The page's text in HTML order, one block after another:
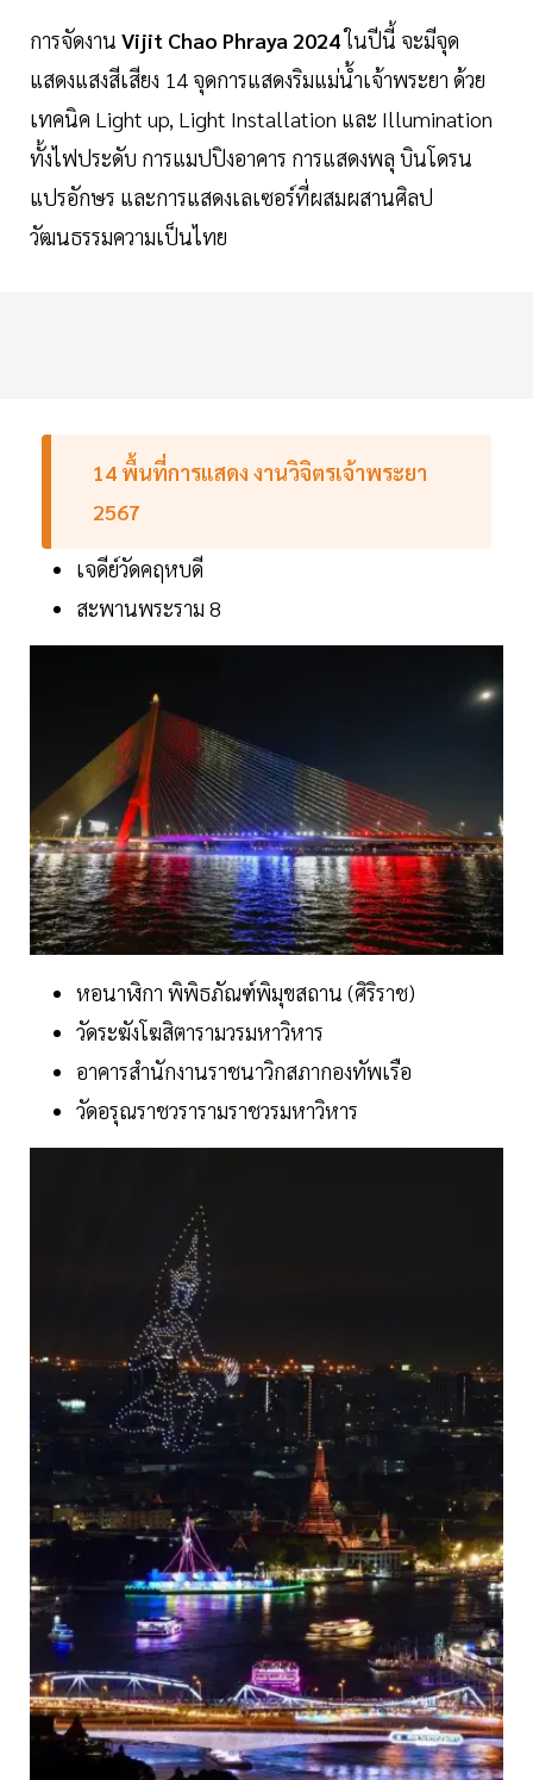
การจัดงาน Vijit Chao Phraya 2024ในปีนี้ จะมีจุด
แสดงแสงสีเสียง 14 จุดการแสดงริมแม่น้ำเจ้าพระยา ด้วย
เทคนิค Light up, Light Installation และ Illumination
ทั้งไฟประดับ การแมปปิงอาคาร การแสดงพลุ บินโดรน
แปรอักษร และการแสดงเลเซอร์ที่ผสมผสานศิลป
วัฒนธรรมความเป็นไทย
14 พื้นที่การแสดง งานวิจิตรเจ้าพระยา
2567
เจดีย์วัดคฤหบดี
สะพานพระราม 8
หอนาฬิกา พิพิธภัณฑ์พิมุขสถาน (ศิริราช)
วัดระฆังโฆสิตารามวรมหาวิหาร
อาคารสำนักงานราชนาวิกสภากองทัพเรือ
วัดอรุณราชวรารามราชวรมหาวิหาร